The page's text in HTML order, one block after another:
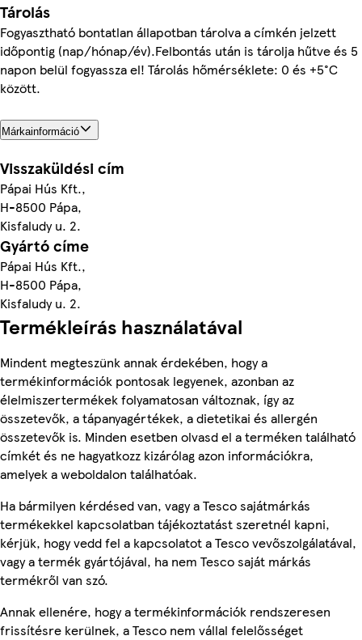
Tárolás
Fogyasztható bontatlan állapotban tárolva a címkén jelzett
időpontig (nap/hónap/év).Felbontás után is tárolja hűtve és 5
napon belül fogyassza el! Tárolás hőmérséklete: 0 és +5°C
között.
Márkainformáció
Visszaküldési cím
Pápai Hús Kft.,
H-8500 Pápa,
Kisfaludy u. 2.
Gyártó címe
Pápai Hús Kft.,
H-8500 Pápa,
Kisfaludy u. 2.
Termékleírás használatával
Mindent megteszünk annak érdekében, hogy a
termékinformációk pontosak legyenek, azonban az
élelmiszertermékek folyamatosan változnak, így az
összetevők, a tápanyagértékek, a dietetikai és allergén
összetevők is. Minden esetben olvasd el a terméken található
címkét és ne hagyatkozz kizárólag azon információkra,
amelyek a weboldalon találhatóak.
Ha bármilyen kérdésed van, vagy a Tesco sajátmárkás
termékekkel kapcsolatban tájékoztatást szeretnél kapni,
kérjük, hogy vedd fel a kapcsolatot a Tesco vevőszolgálatával,
vagy a termék gyártójával, ha nem Tesco saját márkás
termékről van szó.
Annak ellenére, hogy a termékinformációk rendszeresen
frissítésre kerülnek, a Tesco nem vállal felelősséget